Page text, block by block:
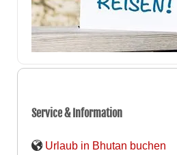
Service & Information
Urlaub in Bhutan buchen